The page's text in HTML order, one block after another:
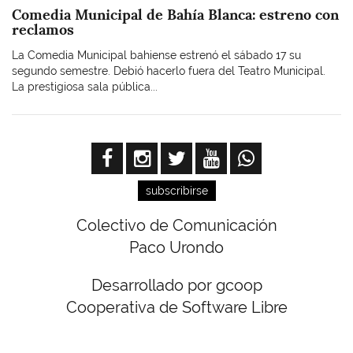
Comedia Municipal de Bahía Blanca: estreno con
reclamos
La Comedia Municipal bahiense estrenó el sábado 17 su
segundo semestre. Debió hacerlo fuera del Teatro Municipal.
La prestigiosa sala pública...
subscribirse
Colectivo de Comunicación
Paco Urondo
Desarrollado por gcoop
Cooperativa de Software Libre